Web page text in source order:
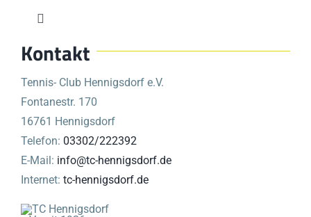
Toggle
Navigation
Start
DER CLUB
Shop
Kontakt
Tennis- Club Hennigsdorf e.V.
Fontanestr. 170
16761 Hennigsdorf
Telefon: 03302/222392
E-Mail: info@tc-hennigsdorf.de
Internet: tc-hennigsdorf.de